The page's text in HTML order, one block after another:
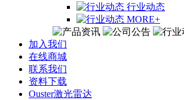
行业动态
MORE+
加入我们
在线商城
联系我们
资料下载
Ouster激光雷达